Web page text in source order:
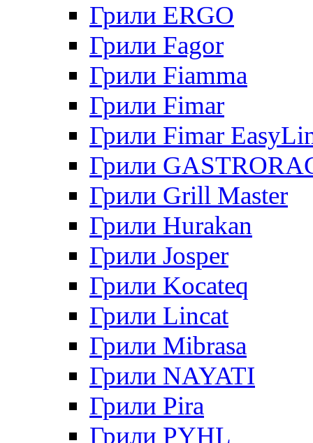
Грили ERGO
Грили Fagor
Грили Fiamma
Грили Fimar
Грили Fimar
Грили
Грили Grill Master
Грили Hurakan
Грили Josper
Грили Kocateq
Грили Lincat
Грили Mibrasa
Грили NAYATI
Грили Pira
Грили PYHL